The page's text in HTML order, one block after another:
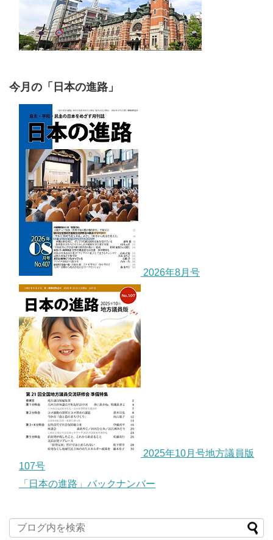
今月の「日本の進路」
2026年8月号
2025年10月号地方議員版
107号
「日本の進路」バックナンバー